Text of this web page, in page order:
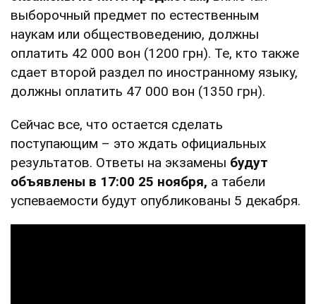
выборочный предмет по естественным
наукам или обществоведению, должны
оплатить 42 000 вон (1200 грн). Те, кто также
сдает второй раздел по иностранному языку,
должны оплатить 47 000 вон (1350 грн).
Сейчас все, что остается сделать
поступающим – это ждать официальных
результатов. Ответы на экзамены будут
объявлены в 17:00 25 ноября, а табели
успеваемости будут опубликованы 5 декабря.